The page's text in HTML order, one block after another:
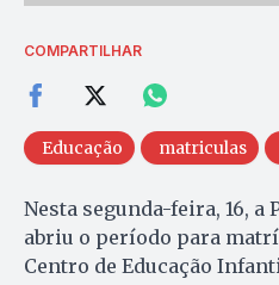
COMPARTILHAR
Educação matriculas
Nesta segunda-feira, 16,
abriu o período para
Centro de Educação